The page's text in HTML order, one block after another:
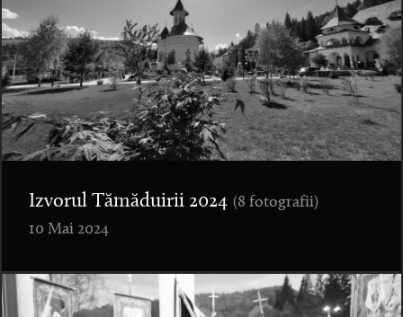
Izvorul Tămăduirii 2024 (8 fotografii)
10 Mai 2024